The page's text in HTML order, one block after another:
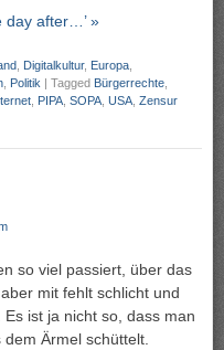
day after…’ »
Digitalkultur, Europa
Politik Tagged Bürgerrechte
PIPA SOPA USA Zensur
so viel passiert, über das
mit fehlt schlicht und
ist ja nicht so, dass man
Ärmel schüttelt.